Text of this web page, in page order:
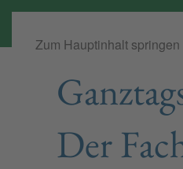
Zum Hauptinhalt springen
Der